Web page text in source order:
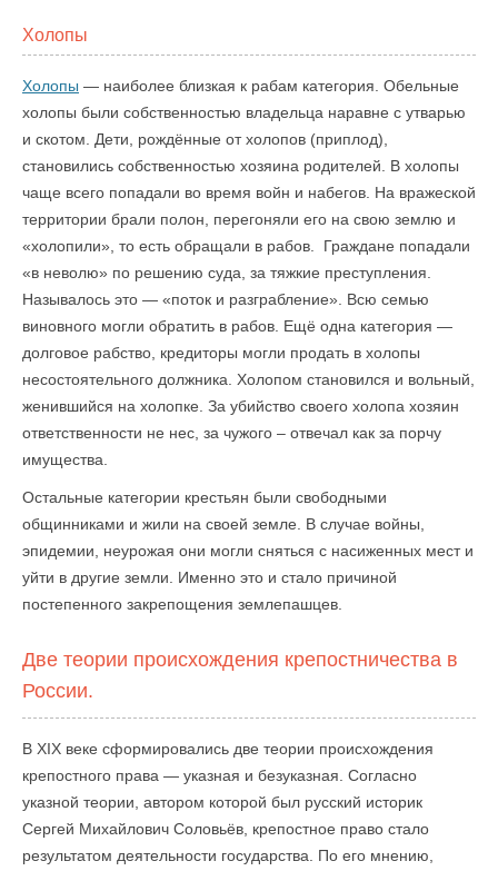
Холопы
Холопы — наиболее близкая к рабам категория. Обельные
холопы были собственностью владельца наравне с утварью
и скотом. Дети, рождённые от холопов (приплод),
становились собственностью хозяина родителей. В холопы
чаще всего попадали во время войн и набегов. На вражеской
территории брали полон, перегоняли его на свою землю и
«холопили», то есть обращали в рабов. Граждане попадали
«в неволю» по решению суда, за тяжкие преступления.
Называлось это — «поток и разграбление». Всю семью
виновного могли обратить в рабов. Ещё одна категория —
долговое рабство, кредиторы могли продать в холопы
несостоятельного должника. Холопом становился и вольный,
женившийся на холопке. За убийство своего холопа хозяин
ответственности не нес, за чужого – отвечал как за порчу
имущества.
Остальные категории крестьян были свободными
общинниками и жили на своей земле. В случае войны,
эпидемии, неурожая они могли сняться с насиженных мест и
уйти в другие земли. Именно это и стало причиной
постепенного закрепощения землепашцев.
Две теории происхождения крепостничества в
России.
В XIX веке сформировались две теории происхождения
крепостного права — указная и безуказная. Согласно
указной теории, автором которой был русский историк
Сергей Михайлович Соловьёв, крепостное право стало
результатом деятельности государства. По его мнению,